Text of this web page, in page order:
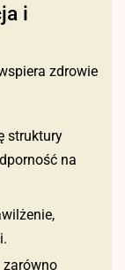
i
zdrowie
struktury
na
zarówno